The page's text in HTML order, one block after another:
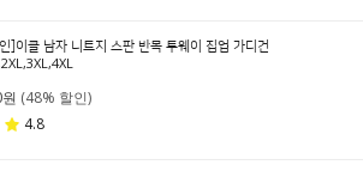
]이클 남자 니트지 스판 반목 투웨이 집업 가디건
(48% 할인)
4.8